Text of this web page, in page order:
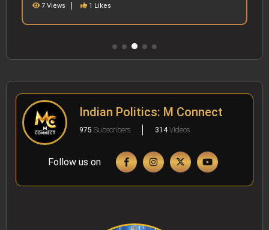
7 Views 1 Likes
Indian Politics: M Connect
975 Subscribers 314Videos
Follow us on